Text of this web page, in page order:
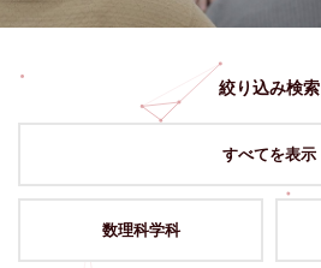
絞り込み検索
すべてを表示
数理科学科